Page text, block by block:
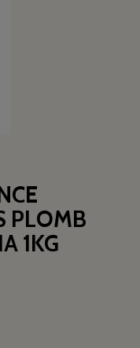
PLOMB
1KG